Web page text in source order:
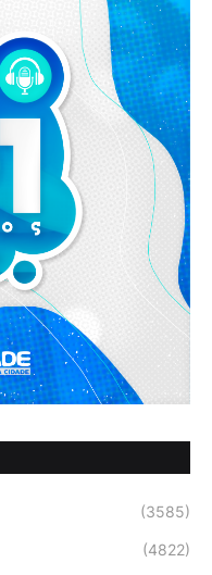
(3585)
(4822)